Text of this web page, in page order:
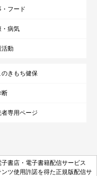
フード
・病気
活動
のきもち健保
断
専用ページ
書店・電子書籍配信サービス
ツ使用許諾を得た正規版配信サ